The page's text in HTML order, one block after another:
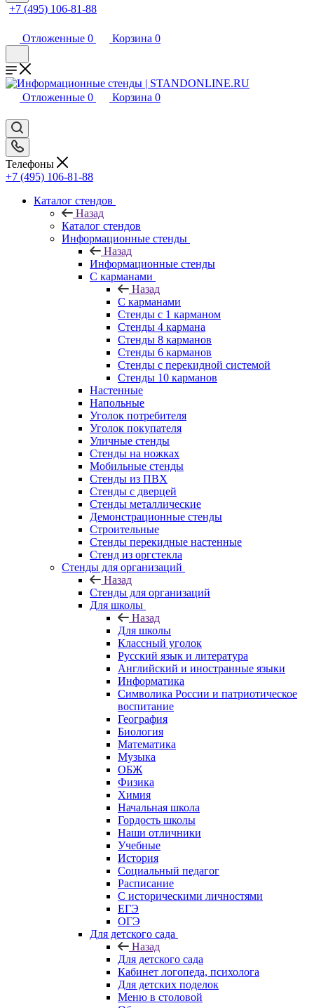
+7 (495) 106-81-88
Отложенные 0 Корзина 0
Отложенные 0 Корзина 0
Телефоны
+7 (495) 106-81-88
Каталог стендов
Назад
Каталог стендов
Информационные стенды
Назад
Информационные стенды
С карманами
Назад
С карманами
Стенды с 1 карманом
Стенды 4 кармана
Стенды 8 карманов
Стенды 6 карманов
Стенды с перекидной системой
Стенды 10 карманов
Настенные
Напольные
Уголок потребителя
Уголок покупателя
Уличные стенды
Стенды на ножках
Мобильные стенды
Стенды из ПВХ
Стенды с дверцей
Стенды металлические
Демонстрационные стенды
Строительные
Стенды перекидные настенные
Стенд из оргстекла
Стенды для организаций
Назад
Стенды для организаций
Для школы
Назад
Для школы
Классный уголок
Русский язык и литература
Английский и иностранные языки
Информатика
Символика России и патриотическое
воспитание
География
Биология
Математика
Музыка
ОБЖ
Физика
Химия
Начальная школа
Гордость школы
Наши отличники
Учебные
История
Социальный педагог
Расписание
С историческими личностями
ЕГЭ
ОГЭ
Для детского сада
Назад
Для детского сада
Кабинет логопеда, психолога
Для детских поделок
Меню в столовой